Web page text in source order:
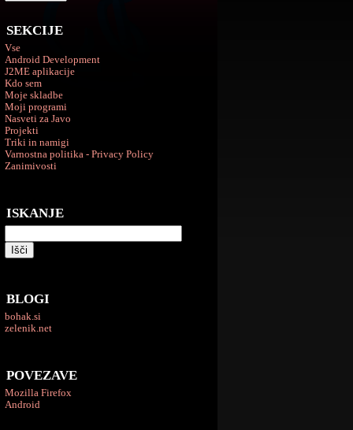
SEKCIJE
Vse
Android Development
J2ME aplikacije
Kdo sem
Moje skladbe
Moji programi
Nasveti za Javo
Projekti
Triki in namigi
Varnostna politika - Privacy Policy
Zanimivosti
ISKANJE
BLOGI
bohak.si
zelenik.net
POVEZAVE
Mozilla Firefox
Android